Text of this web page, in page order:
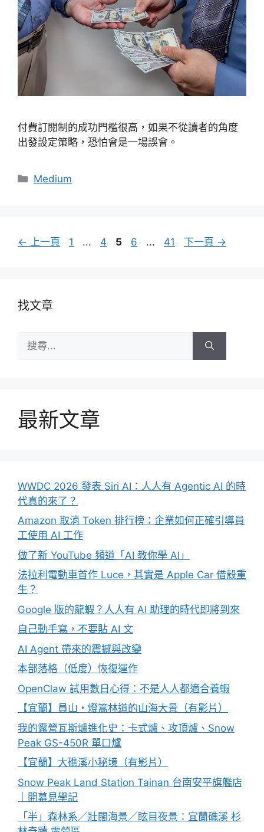
付費訂閱制的成功門檻很高，如果不從讀者的角度
出發設定策略，恐怕會是一場誤會。
分
Medium
← 上一頁
頁
1 ...
頁
4
頁
5
頁
6 ...
頁
41 下一頁 →
找文章
尋:
最新文章
WWDC 2026 發表 Siri AI：人人有 Agentic AI 的時
代真的來了？
Amazon 取消 Token 排行榜：企業如何正確引導員
工使用 AI 工作
做了新 YouTube 頻道「AI 教你學 AI」
法拉利電動車首作 Luce，其實是 Apple Car 借殼重
生？
Google 版的龍蝦？人人有 AI 助理的時代即將到來
自己動手寫，不要貼 AI 文
AI Agent 帶來的震撼與改變
本部落格（低度）恢復運作
OpenClaw 試用數日心得：不是人人都適合養蝦
【宜蘭】員山・燈篙林道的山海大景（有影片）
我的露營瓦斯爐進化史：卡式爐、攻頂爐、Snow
Peak GS-450R 單口爐
【宜蘭】大礁溪小秘境（有影片）
Snow Peak Land Station Tainan 台南安平旗艦店
｜開幕見學記
「半」森林系／壯闊海景／眩目夜景：宜蘭礁溪 杉